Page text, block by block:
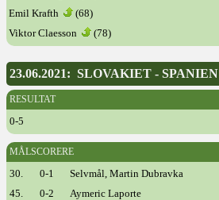
Emil Krafth
(68)
Viktor Claesson
(78)
23.06.2021: SLOVAKIET - SPANIEN
RESULTAT
0-5
MÅLSCORERE
30. 0-1 Selvmål, Martin Dubravka
45.
0-2
Aymeric Laporte